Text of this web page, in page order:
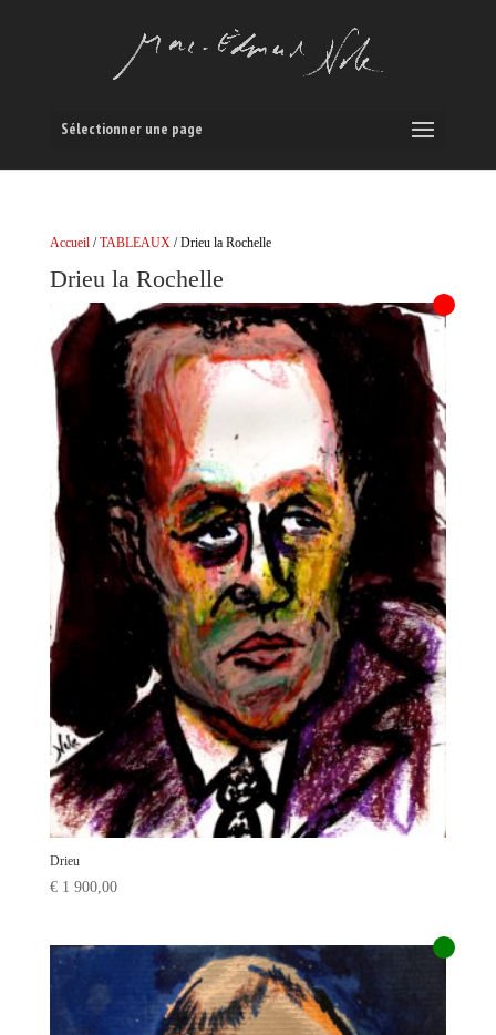
Sélectionner une page
Accueil/TABLEAUX/ Drieu la Rochelle
Drieu la Rochelle
Drieu
€1 900,00